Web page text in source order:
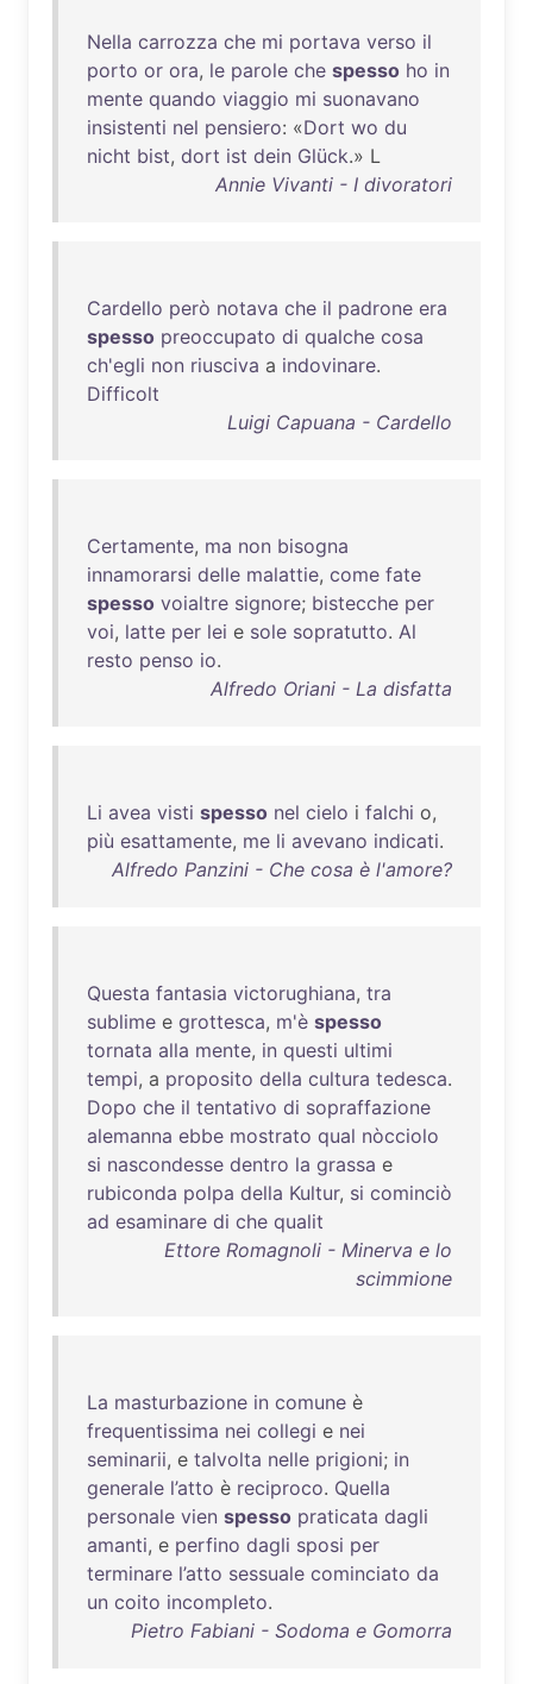
Nella carrozza che mi portava verso il
porto or ora, le parole che spesso ho in
mente quando viaggio mi suonavano
insistenti nel pensiero: «Dort wo du
nicht bist, dort ist dein Glück.» L
Annie Vivanti - I divoratori
Cardello però notava che il padrone era
spesso preoccupato di qualche cosa
ch'egli non riusciva a indovinare.
Difficolt
Luigi Capuana - Cardello
Certamente, ma non bisogna
innamorarsi delle malattie, come fate
spesso voialtre signore; bistecche per
voi, latte per lei e sole sopratutto. Al
resto penso io.
Alfredo Oriani - La disfatta
Li avea visti spesso nel cielo i falchi o,
più esattamente, me li avevano indicati.
Alfredo Panzini - Che cosa è l'amore?
Questa fantasia victorughiana, tra
sublime e grottesca, m'è spesso
tornata alla mente, in questi ultimi
tempi, a proposito della cultura tedesca.
Dopo che il tentativo di sopraffazione
alemanna ebbe mostrato qual nòcciolo
si nascondesse dentro la grassa e
rubiconda polpa della Kultur, si cominciò
ad esaminare di che qualit
Ettore Romagnoli - Minerva e lo
scimmione
La masturbazione in comune è
frequentissima nei collegi e nei
seminarii, e talvolta nelle prigioni; in
generale l’atto è reciproco. Quella
personale vien spesso praticata dagli
amanti, e perfino dagli sposi per
terminare l’atto sessuale cominciato da
un coito incompleto.
Pietro Fabiani - Sodoma e Gomorra